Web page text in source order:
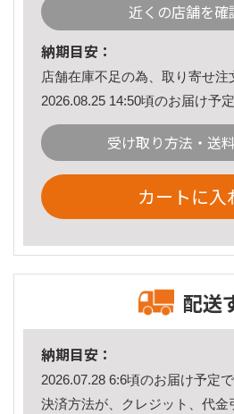
近くの店舗を確
納期目安：
店舗在庫不足の為、取り寄せ注
2026.08.25 14:50頃のお届け予定
受け取り方法・送
カートに入
配送
納期目安：
2026.07.28 6:6頃のお届け予定で
決済方法が、クレジット、代金